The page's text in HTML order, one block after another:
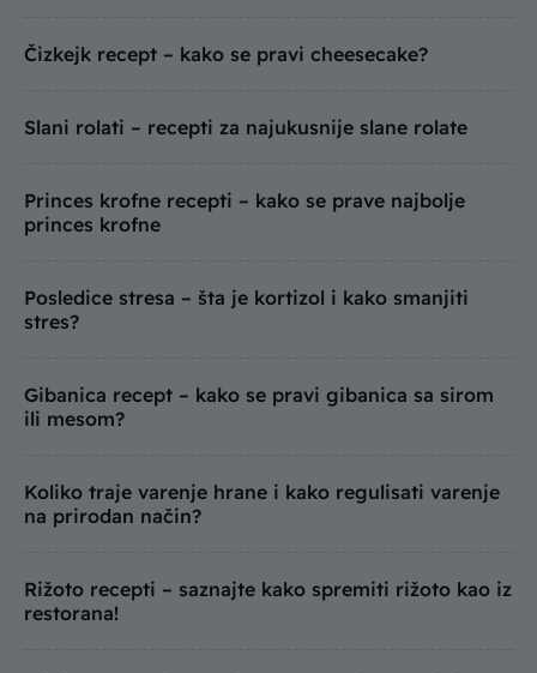
Čizkejk recept – kako se pravi cheesecake?
Slani rolati – recepti za najukusnije slane rolate
Princes krofne recepti – kako se prave najbolje
princes krofne
Posledice stresa – šta je kortizol i kako smanjiti
stres?
Gibanica recept – kako se pravi gibanica sa sirom
ili mesom?
Koliko traje varenje hrane i kako regulisati varenje
na prirodan način?
Rižoto recepti – saznajte kako spremiti rižoto kao iz
restorana!